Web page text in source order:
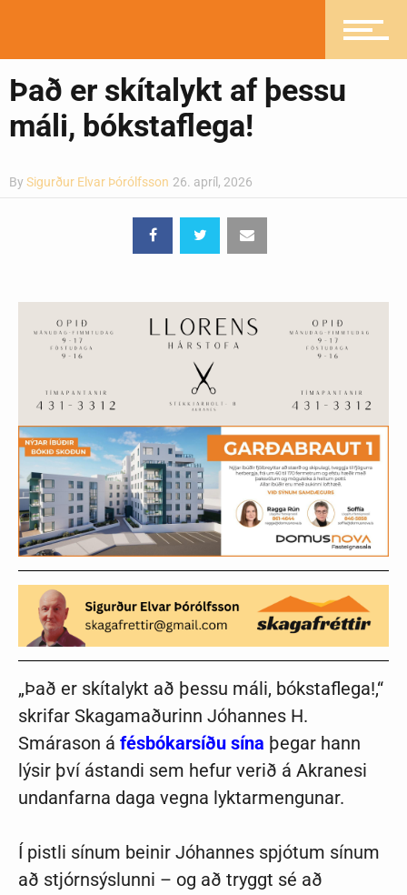
Greinasafn
Það er skítalykt af þessu
máli, bókstaflega!
By Sigurður Elvar Þórólfsson 26. apríl, 2026
„Það er skítalykt að þessu máli, bókstaflega!,“
skrifar Skagamaðurinn Jóhannes H.
Smárason á fésbókarsíðu sína þegar hann
lýsir því ástandi sem hefur verið á Akranesi
undanfarna daga vegna lyktarmengunar.
Í pistli sínum beinir Jóhannes spjótum sínum
að stjórnsýslunni – og að tryggt sé að